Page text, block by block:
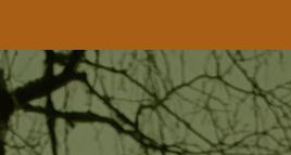
sivun
sisältöön